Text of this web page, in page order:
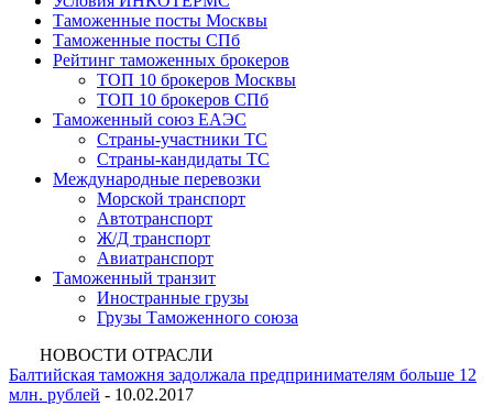
Таможенные посты Москвы
Таможенные посты СПб
Рейтинг таможенных брокеров
ТОП 10 брокеров Москвы
ТОП 10 брокеров СПб
Таможенный союз ЕАЭС
Страны-участники ТС
Страны-кандидаты ТС
Международные перевозки
Морской транспорт
Автотранспорт
Ж/Д транспорт
Авиатранспорт
Таможенный транзит
Иностранные грузы
Грузы Таможенного союза
НОВОСТИ ОТРАСЛИ
Балтийская таможня задолжала предпринимателям больше 12
млн. рублей - 10.02.2017